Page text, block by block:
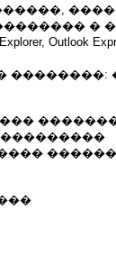
�
Outlook
��������: